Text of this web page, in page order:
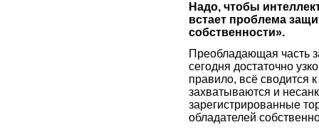
Надо, чтобы
встает проблема
собственности».
Преобладающая часть
сегодня достаточно
правило, всё сводится
захватываются и
зарегистрированные
обладателей